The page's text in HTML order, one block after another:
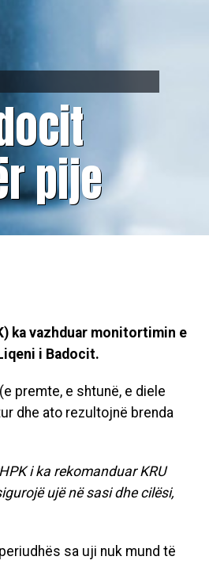
pije
ka vazhduar monitortimin e
i Badocit.
premte, e shtunë, e diele
dhe ato rezultojnë brenda
i ka rekomanduar KRU
ujë në sasi dhe cilësi,
sa uji nuk mund të